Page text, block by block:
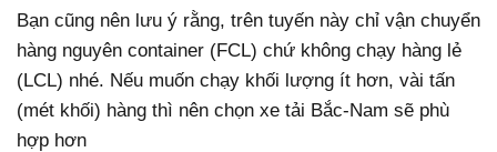
Bạn cũng nên lưu ý rằng, trên tuyến này chỉ vận chuyển
hàng nguyên container (FCL) chứ không chạy hàng lẻ
(LCL) nhé. Nếu muốn chạy khối lượng ít hơn, vài tấn
(mét khối) hàng thì nên chọn xe tải Bắc-Nam sẽ phù
hợp hơn